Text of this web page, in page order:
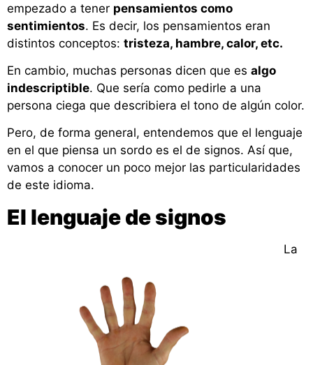
empezado a tener pensamientos como
sentimientos. Es decir, los pensamientos eran
distintos conceptos: tristeza, hambre, calor, etc.
En cambio, muchas personas dicen que es algo
indescriptible. Que sería como pedirle a una
persona ciega que describiera el tono de algún color.
Pero, de forma general, entendemos que el lenguaje
en el que piensa un sordo es el de signos. Así que,
vamos a conocer un poco mejor las particularidades
de este idioma.
El lenguaje de signos
La